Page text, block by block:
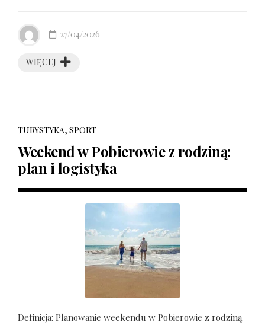
WIĘCEJ
27/04/2026
TURYSTYKA, SPORT
Weekend w Pobierowie z rodziną:
plan i logistyka
Definicja: Planowanie weekendu w Pobierowie z rodziną